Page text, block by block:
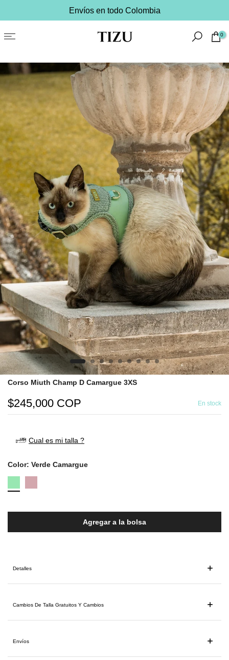
al
Envíos en todo Colombia
0
Corso Miuth Champ D Camargue 3XS
$245,000 COP En stock
Cual es mi talla ?
Color: Verde Camargue
Agregar a la bolsa
Detalles
Cambios De Talla Gratuitos Y Cambios
Envíos